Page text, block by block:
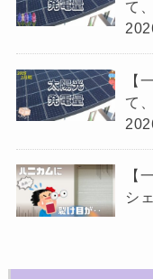
て
【
て
【
シ